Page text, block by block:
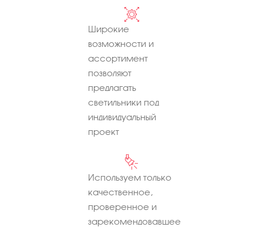
Широкие
возможности и
ассортимент
позволяют
предлагать
светильники под
индивидуальный
проект
Используем только
качественное,
проверенное и
зарекомендовавшее